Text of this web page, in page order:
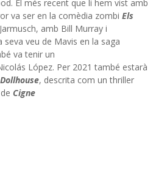
El més recent que li hem vist amb
va ser en la comèdia zombi Els
amb Bill Murray i
veu de Mavis en la saga
va tenir un
López. Per 2021 també estarà
Dollhouse, descrita com un thriller
Cigne